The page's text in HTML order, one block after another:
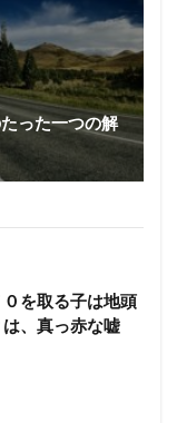
った一つの解
を取る子は地頭
、真っ赤な嘘